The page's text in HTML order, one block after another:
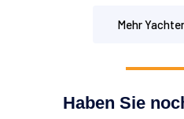
Mehr
Haben Sie